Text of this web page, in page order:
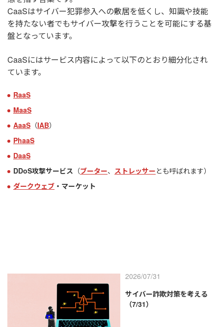
CaaSはサイバー犯罪参入への敷居を低くし、知識や技能
を持たない者でもサイバー攻撃を行うことを可能にする基
盤となっています。
CaaSにはサービス内容によって以下のとおり細分化され
ています。
RaaS
MaaS
AaaS （IAB）
PhaaS
DaaS
DDoS攻撃サービス （ブーター、 ストレッサーとも呼ばれます）
ダークウェブ ・マーケット
2026/07/31
サイバー詐欺対策を考える
（7/31）